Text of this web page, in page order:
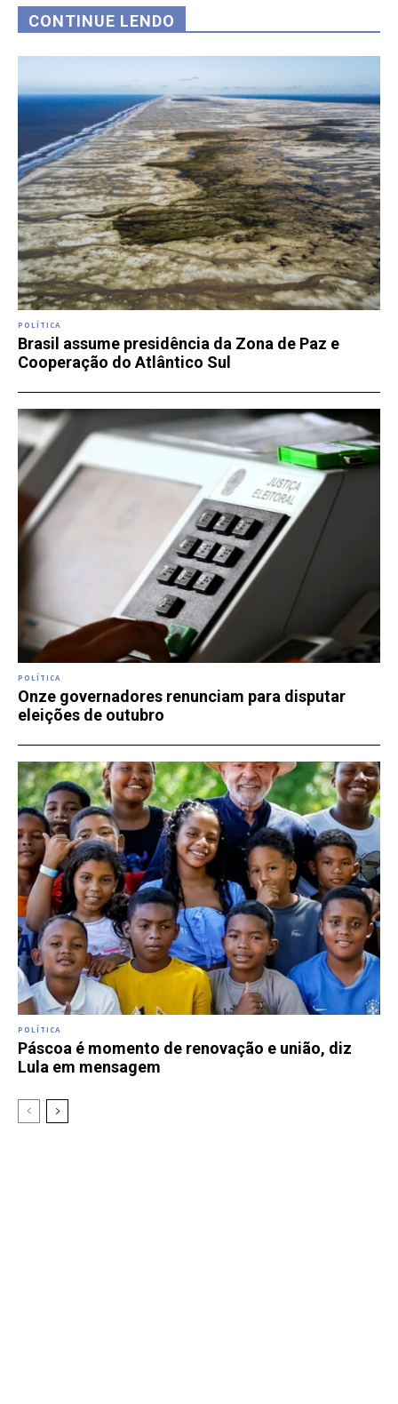
CONTINUE LENDO
POLÍTICA
Brasil assume presidência da Zona de Paz e
Cooperação do Atlântico Sul
POLÍTICA
Onze governadores renunciam para disputar
eleições de outubro
POLÍTICA
Páscoa é momento de renovação e união, diz
Lula em mensagem